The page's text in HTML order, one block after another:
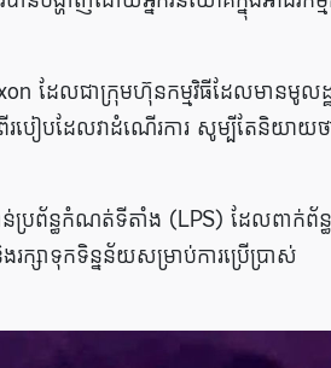
ដែលជាក្រុមហ៊ុនកម្មវិធីដែលមានមូលដ្
ៀបដែលវាដំណើរការ សូម្បីតែនិយាយ
ប្រព័ន្ធកំណត់ទីតាំង (LPS) ដែលពាក់ព័ន្
ាទុកទិន្នន័យសម្រាប់ការប្រើប្រាស់